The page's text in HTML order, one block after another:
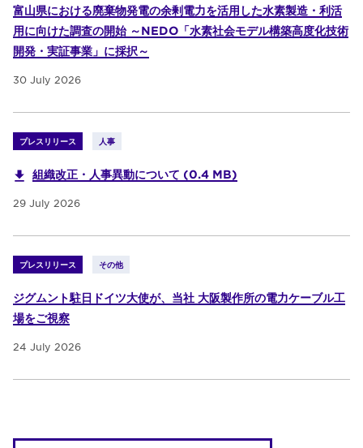
富山県における廃棄物発電の余剰電力を活用した水素製造・利活
用に向けた調査の開始 ～NEDO「水素社会モデル構築高度化技術
開発・実証事業」に採択～
30 July 2026
プレスリリース 人事
組織改正・人事異動について (0.4 MB)
29 July 2026
プレスリリース その他
ジグムント駐日ドイツ大使が、当社 大阪製作所の電力ケーブル工
場をご視察
24 July 2026